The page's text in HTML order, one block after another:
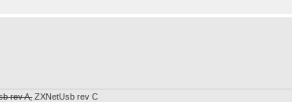
rev A,ZXNetUsb rev С